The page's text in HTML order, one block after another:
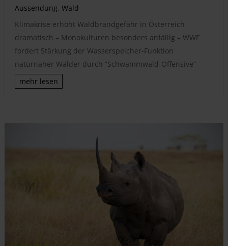
Aussendung, Wald
Klimakrise erhöht Waldbrandgefahr in Österreich
dramatisch – Monokulturen besonders anfällig – WWF
fordert Stärkung der Wasserspeicher-Funktion
naturnaher Wälder durch “Schwammwald-Offensive”
mehr lesen